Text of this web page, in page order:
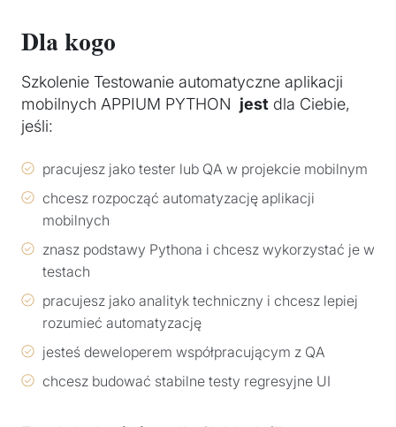
Dla kogo
Szkolenie Testowanie automatyczne aplikacji
mobilnych APPIUM PYTHON jest dla Ciebie,
jeśli:
pracujesz jako tester lub QA w projekcie mobilnym
chcesz rozpocząć automatyzację aplikacji
mobilnych
znasz podstawy Pythona i chcesz wykorzystać je w
testach
pracujesz jako analityk techniczny i chcesz lepiej
rozumieć automatyzację
jesteś deweloperem współpracującym z QA
chcesz budować stabilne testy regresyjne UI